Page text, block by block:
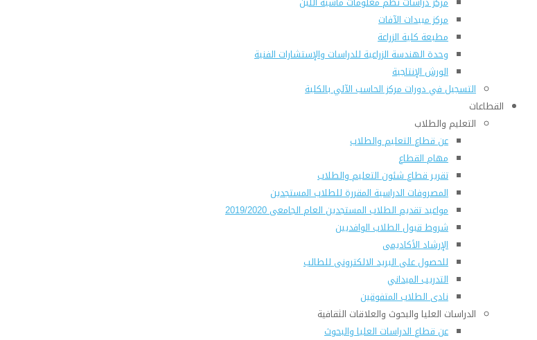
مركز مبيدات الآفات
مطبعة كلية الزراعة
وحدة الهندسة الزراعية للدراسات والإستشارات الفنية
الورش الإنتاجية
التسجيل في دورات مركز الحاسب الآلي بالكلية
القطاعات
التعليم والطلاب
عن قطاع التعليم والطلاب
مهام القطاع
تقرير قطاع شئون التعليم والطلاب
المصروفات الدراسية المقررة للطلاب المستجدين
مواعيد تقديم الطلاب المستجدين العام الجامعى 2019/2020
شروط قبول الطلاب الوافديين
الإرشاد الأكاديمى
للحصول على البريد الالكترونى للطالب
التدريب الميداني
نادى الطلاب المتفوقين
الدراسات العليا والبحوث والعلاقات الثقافية
عن قطاع الدراسات العليا والبحوث